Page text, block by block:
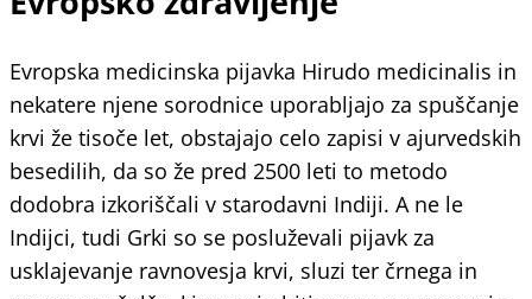
Evropska medicinska pijavka Hirudo medicinalis in
nekatere njene sorodnice uporabljajo za spuščanje
krvi že tisoče let, obstajajo celo zapisi v ajurvedskih
besedilih, da so že pred 2500 leti to metodo
dodobra izkoriščali v starodavni Indiji. A ne le
Indijci, tudi Grki so se posluževali pijavk za
usklajevanje ravnovesja krvi, sluzi ter črnega in